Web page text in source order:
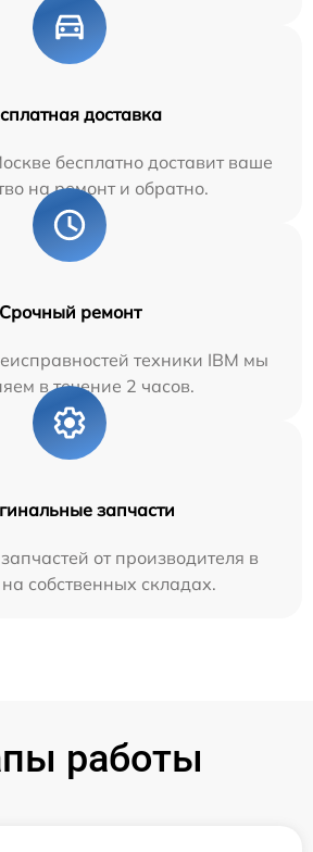
доставка
бесплатно доставит ваше
на ремонт и обратно.
Срочный ремонт
техники IBM мы
в течение 2 часов.
запчасти
от производителя в
собственных складах.
работы